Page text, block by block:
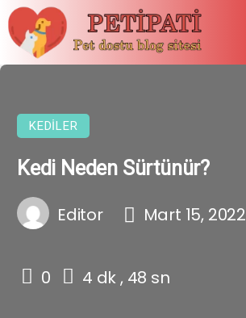
KEDILER
Kedi Neden Sürtünür?
Editor Mart 15, 2022
0 4 dk , 48 sn